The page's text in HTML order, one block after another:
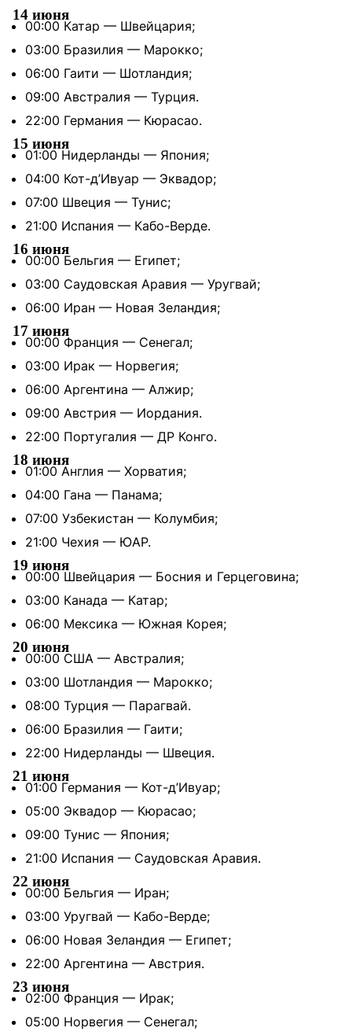
14 июня
00:00 Катар — Швейцария;
03:00 Бразилия — Марокко;
06:00 Гаити — Шотландия;
09:00 Австралия — Турция.
22:00 Германия — Кюрасао.
15 июня
01:00 Нидерланды — Япония;
04:00 Кот-д’Ивуар — Эквадор;
07:00 Швеция — Тунис;
21:00 Испания — Кабо-Верде.
16 июня
00:00 Бельгия — Египет;
03:00 Саудовская Аравия — Уругвай;
06:00 Иран — Новая Зеландия;
17 июня
00:00 Франция — Сенегал;
03:00 Ирак — Норвегия;
06:00 Аргентина — Алжир;
09:00 Австрия — Иордания.
22:00 Португалия — ДР Конго.
18 июня
01:00 Англия — Хорватия;
04:00 Гана — Панама;
07:00 Узбекистан — Колумбия;
21:00 Чехия — ЮАР.
19 июня
00:00 Швейцария — Босния и Герцеговина;
03:00 Канада — Катар;
06:00 Мексика — Южная Корея;
20 июня
00:00 США — Австралия;
03:00 Шотландия — Марокко;
08:00 Турция — Парагвай.
06:00 Бразилия — Гаити;
22:00 Нидерланды — Швеция.
21 июня
01:00 Германия — Кот-д’Ивуар;
05:00 Эквадор — Кюрасао;
09:00 Тунис — Япония;
21:00 Испания — Саудовская Аравия.
22 июня
00:00 Бельгия — Иран;
03:00 Уругвай — Кабо-Верде;
06:00 Новая Зеландия — Египет;
22:00 Аргентина — Австрия.
23 июня
02:00 Франция — Ирак;
05:00 Норвегия — Сенегал;